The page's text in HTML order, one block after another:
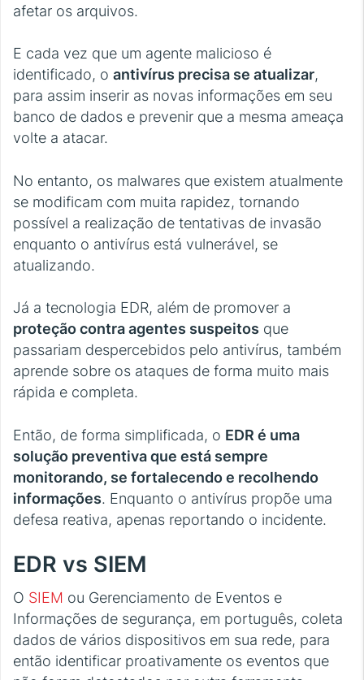
afetar os arquivos.
E cada vez que um agente malicioso é
identificado, o antivírus precisa se atualizar,
para assim inserir as novas informações em seu
banco de dados e prevenir que a mesma ameaça
volte a atacar.
No entanto, os malwares que existem atualmente
se modificam com muita rapidez, tornando
possível a realização de tentativas de invasão
enquanto o antivírus está vulnerável, se
atualizando.
Já a tecnologia EDR, além de promover a
proteção contra agentes suspeitos que
passariam despercebidos pelo antivírus, também
aprende sobre os ataques de forma muito mais
rápida e completa.
Então, de forma simplificada, o EDR é uma
solução preventiva que está sempre
monitorando, se fortalecendo e recolhendo
informações. Enquanto o antivírus propõe uma
defesa reativa, apenas reportando o incidente.
EDR vs SIEM
O SIEM ou Gerenciamento de Eventos e
Informações de segurança, em português, coleta
dados de vários dispositivos em sua rede, para
então identificar proativamente os eventos que